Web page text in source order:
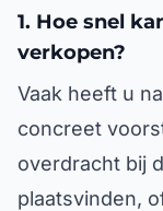
1. Hoe snel
verkopen?
Vaak heeft u
concreet
overdracht bij
plaatsvinden,